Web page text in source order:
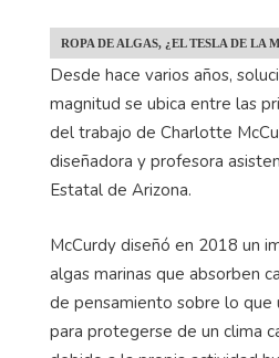
ROPA DE ALGAS, ¿EL TESLA DE LA
Desde hace varios años,
magnitud se ubica entre las
del trabajo de Charlotte
diseñadora y profesora
Estatal de Arizona.
McCurdy diseñó en 2018 un
algas marinas que absorben
de pensamiento sobre lo que
para protegerse de un clima